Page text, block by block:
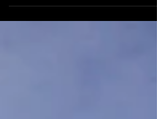
neues
Ein neues Herz für Oldenburg: Wenn Architektur zu